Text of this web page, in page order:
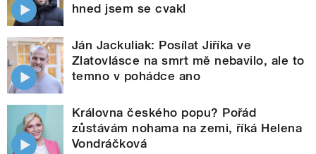
hned jsem se cvakl
Ján Jackuliak: Posílat Jiříka ve
Zlatovlásce na smrt mě nebavilo, ale to
temno v pohádce ano
Královna českého popu? Pořád
zůstávám nohama na zemi, říká Helena
Vondráčková